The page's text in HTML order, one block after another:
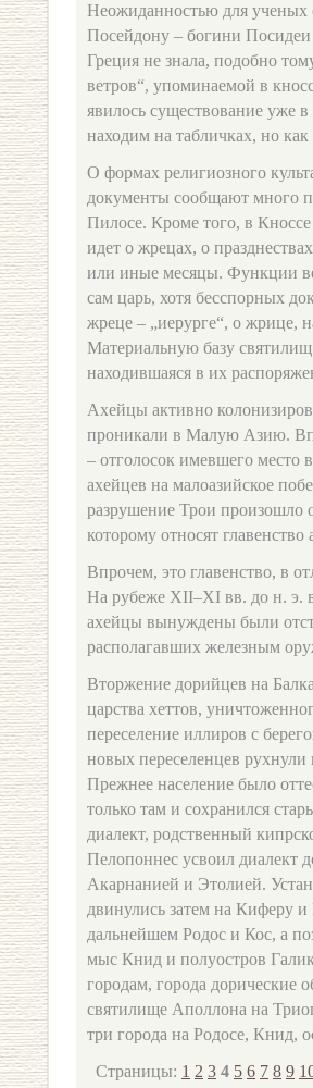
Неожиданностью для ученых
Посейдону – богини Посидеи
Греция не знала, подобно
ветров“, упоминаемой в
явилось существование уже
находим на табличках, но
О формах религиозного
документы сообщают много
Пилосе. Кроме того, в Кноссе
идет о жрецах, о
или иные месяцы. Функции
сам царь, хотя бесспорных
жреце – „иерурге“, о жрице,
Материальную базу
находившаяся в их
Ахейцы активно
проникали в Малую Азию.
– отголосок имевшего место
ахейцев на малоазийское
разрушение Трои произошло
которому относят
Впрочем, это главенство, в
На рубеже XII–XI вв. до н. э.
ахейцы вынуждены были
располагавших железным
Вторжение дорийцев на
царства хеттов,
переселение иллиров с
новых переселенцев
Прежнее население было
только там и сохранился
диалект, родственный
Пелопоннес усвоил диалект
Акарнанией и Этолией.
двинулись затем на Киферу
дальнейшем Родос и Кос, а
мыс Книд и полуостров
городам, города дорические
святилище Аполлона на
три города на Родосе, Книд,
Страницы: 1 2 3 4 5 6 7 8 9